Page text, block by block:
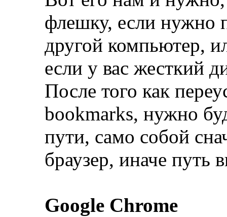
флешку, если нужно
другой компьютер,
если у вас жесткий
После того как
bookmarks, нужно
пути, само собой
браузер, иначе путь
Google Chrome